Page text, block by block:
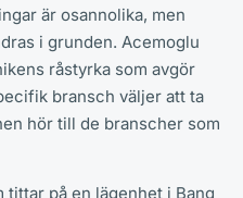
är osannolika, men
i grunden. Acemoglu
råstyrka som avgör
bransch väljer att ta
hör till de branscher som
tittar på en lägenhet i Bang